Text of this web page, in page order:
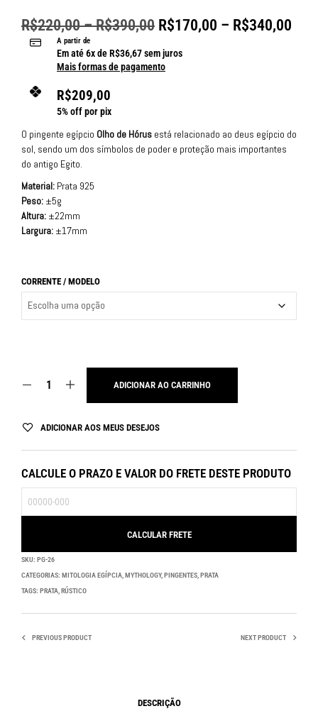
R$220,00 – R$390,00 R$170,00 – R$340,00
A partir de
Em até6x deR$36,67sem juros
Mais formas de pagamento
R$209,00
5% off por pix
O pingente egípcio Olho de Hórus está relacionado ao deus egípcio do
sol, sendo um dos símbolos de poder e proteção mais importantes
do antigo Egito.
Material: Prata 925
Peso: ±5g
Altura: ±22mm
Largura: ±17mm
CORRENTE / MODELO
ADICIONAR AO CARRINHO
ADICIONAR AOS MEUS DESEJOS
CALCULE O PRAZO E VALOR DO FRETE DESTE PRODUTO
SKU: PG-26
CATEGORIAS: MITOLOGIA EGÍPCIA MYTHOLOGY, PINGENTES PRATA
TAGS: PRATA RÚSTICO
PREVIOUS PRODUCT NEXT PRODUCT
DESCRIÇÃO